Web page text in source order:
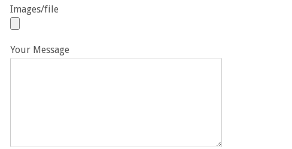
Images/file
Your Message